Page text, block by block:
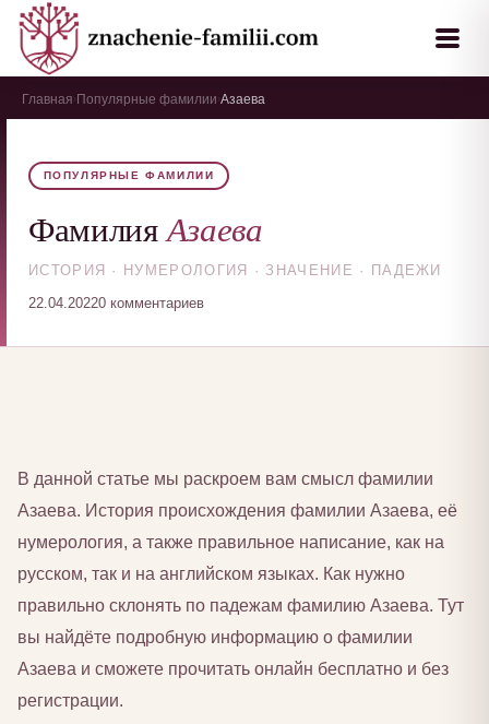
Главная Популярные фамилии Азаева
ПОПУЛЯРНЫЕ ФАМИЛИИ
ФамилияАзаева
ИСТОРИЯ · НУМЕРОЛОГИЯ · ЗНАЧЕНИЕ · ПАДЕЖИ
22.04.20220 комментариев
В данной статье мы раскроем вам смысл фамилии
Азаева. История происхождения фамилии Азаева, её
нумерология, а также правильное написание, как на
русском, так и на английском языках. Как нужно
правильно склонять по падежам фамилию Азаева. Тут
вы найдёте подробную информацию о фамилии
Азаева и сможете прочитать онлайн бесплатно и без
регистрации.